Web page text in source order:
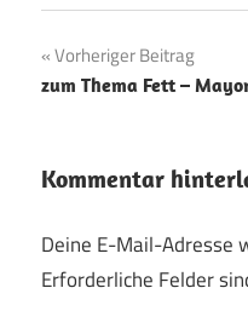
Vorheriger Beitrag
zum Thema Fett –
Kommentar
Deine E-Mail-Adresse
Erforderliche Felder